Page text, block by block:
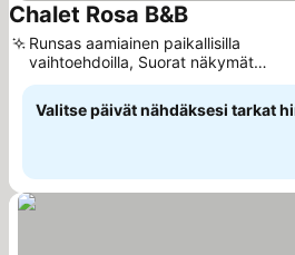
Chalet Rosa B&BKatso hinnat
Runsas aamiainen paikallisilla
vaihtoehdoilla, Suorat näkymät
Staubbachin vesiputoukselle
Valitse päivät nähdäksesi tarkat